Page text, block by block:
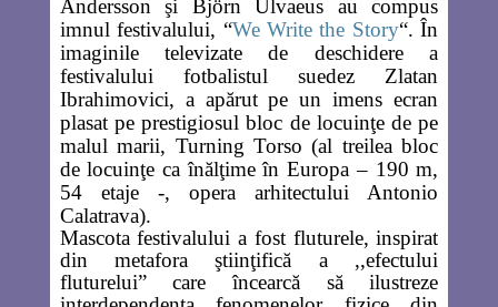
Andersson şi Björn Ulvaeus au compus
imnul festivalului, “We Write the Story“. În
imaginile televizate de deschidere a
festivalului fotbalistul suedez Zlatan
Ibrahimovici, a apărut pe un imens ecran
plasat pe prestigiosul bloc de locuinţe de pe
malul marii, Turning Torso(al treilea bloc
de locuinţe ca înălţime în Europa – 190 m,
54 etaje -, opera arhitectului Antonio
Calatrava).
Mascota festivalului a fost fluturele, inspirat
din metafora ştiinţifică a,,efectului
fluturelui”care încearcă să ilustreze